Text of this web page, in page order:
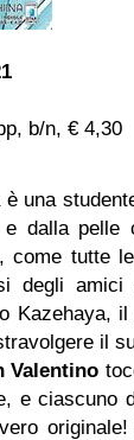
b/n, € 4,30
è una
dalla pelle
come tutte
degli
Kazehaya,
il
Valentino
e ciascuno